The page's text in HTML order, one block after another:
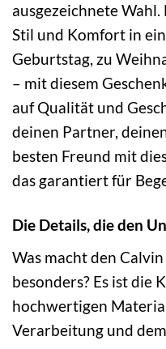
ausgezeichnete
Stil und Komfort in
Geburtstag, zu
– mit diesem
auf Qualität und
deinen Partner,
besten Freund mit
das garantiert für
Die Details, die den
Was macht den
besonders? Es ist die
hochwertigen
Verarbeitung und